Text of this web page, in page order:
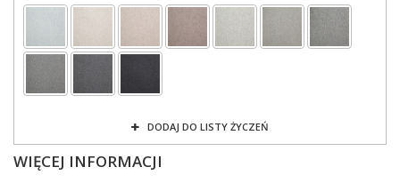
DODAJ DO LISTY ŻYCZEŃ
WIĘCEJ INFORMACJI